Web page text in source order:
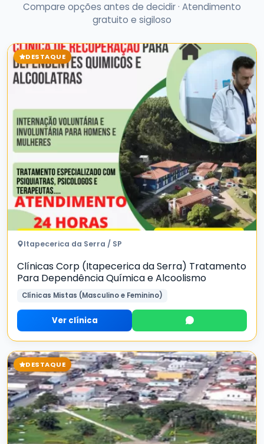
Compare opções antes de decidir · Atendimento
gratuito e sigiloso
DESTAQUE
Itapecerica da Serra / SP
Clínicas Corp (Itapecerica da Serra) Tratamento
Para Dependência Química e Alcoolismo
Clínicas Mistas (Masculino e Feminino)
Ver clínica
DESTAQUE